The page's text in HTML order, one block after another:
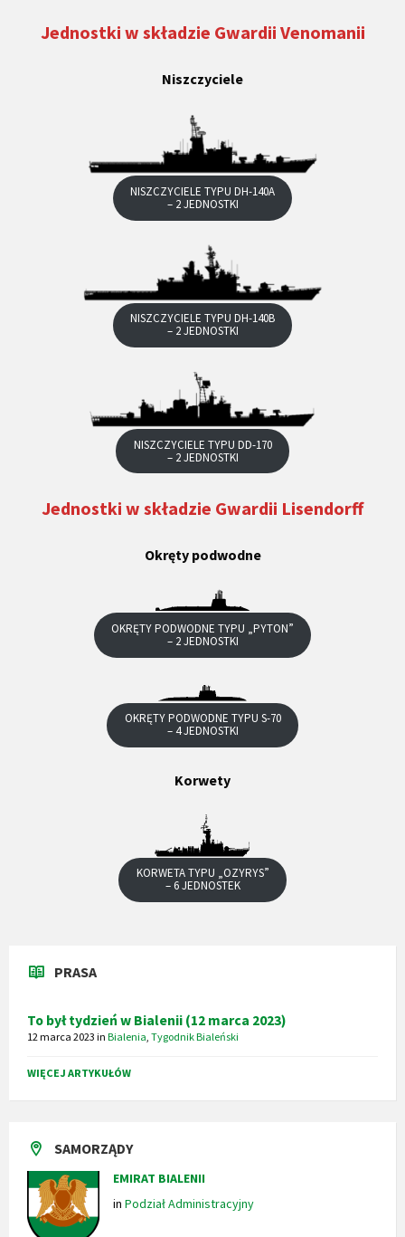
Jednostki w składzie Gwardii Venomanii
Niszczyciele
NISZCZYCIELE TYPU DH-140A
– 2 JEDNOSTKI
NISZCZYCIELE TYPU DH-140B
– 2 JEDNOSTKI
NISZCZYCIELE TYPU DD-170
– 2 JEDNOSTKI
Jednostki w składzie Gwardii Lisendorff
Okręty podwodne
OKRĘTY PODWODNE TYPU „PYTON”
– 2 JEDNOSTKI
OKRĘTY PODWODNE TYPU S-70
– 4 JEDNOSTKI
Korwety
KORWETA TYPU „OZYRYS”
– 6 JEDNOSTEK
PRASA
To był tydzień w Bialenii (12 marca 2023)
12 marca 2023 in Bialenia, Tygodnik Bialeński
WIĘCEJ ARTYKUŁÓW
SAMORZĄDY
EMIRAT BIALENII
in Podział Administracyjny